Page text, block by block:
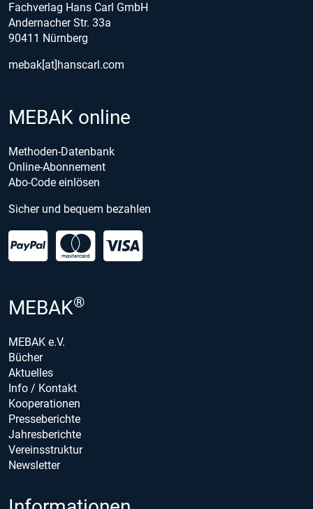
Fachverlag Hans Carl GmbH
Andernacher Str. 33a
90411 Nürnberg
mebak[at]hanscarl.com
MEBAK online
Methoden-Datenbank
Online-Abonnement
Abo-Code einlösen
Sicher und bequem bezahlen
MEBAK®
MEBAK e.V.
Bücher
Aktuelles
Info / Kontakt
Kooperationen
Presseberichte
Jahresberichte
Vereinsstruktur
Newsletter